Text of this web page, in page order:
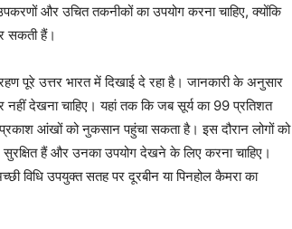
और उचित तकनीकों का उपयोग करना चाहिए, क्योंकि
सकती हैं।
पूरे उत्तर भारत में दिखाई दे रहा है। जानकारी के अनुसार
नहीं देखना चाहिए। यहां तक ​​कि जब सूर्य का 99 प्रतिशत
प्रकाश आंखों को नुकसान पहुंचा सकता है। इस दौरान लोगों को
हैं और उनका उपयोग देखने के लिए करना चाहिए।
विधि उपयुक्त सतह पर दूरबीन या पिनहोल कैमरा का